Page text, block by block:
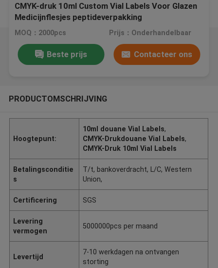
CMYK-druk 10ml Custom Vial Labels Voor Glazen
Medicijnflesjes peptideverpakking
MOQ：2000pcs Prijs：Onderhandelbaar
Beste prijs Contacteer ons
PRODUCTOMSCHRIJVING
Hoogtepunt:
10ml douane Vial Labels,
CMYK-Drukdouane Vial Labels,
CMYK-Druk 10ml Vial Labels
Betalingsconditie
s
T/t, bankoverdracht, L/C, Western
Union,
Certificering SGS
Levering
vermogen
5000000pcs per maand
Levertijd
7-10 werkdagen na ontvangen
storting